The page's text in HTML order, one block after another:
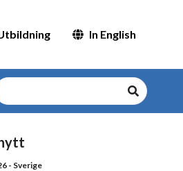
In English
- Sverige